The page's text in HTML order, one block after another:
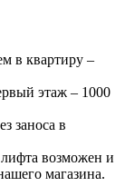
в квартиру –
этаж – 1000
заноса в
возможен и
магазина.